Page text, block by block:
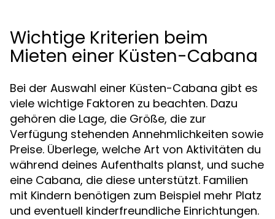
Wichtige Kriterien beim
Mieten einer Küsten-Cabana
Bei der Auswahl einer Küsten-Cabana gibt es
viele wichtige Faktoren zu beachten. Dazu
gehören die Lage, die Größe, die zur
Verfügung stehenden Annehmlichkeiten sowie
Preise. Überlege, welche Art von Aktivitäten du
während deines Aufenthalts planst, und suche
eine Cabana, die diese unterstützt. Familien
mit Kindern benötigen zum Beispiel mehr Platz
und eventuell kinderfreundliche Einrichtungen.